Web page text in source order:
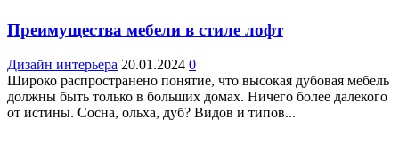
Преимущества мебели в стиле лофт
Дизайн интерьера 20.01.2024 0
Широко распространено понятие, что высокая дубовая мебель
должны быть только в больших домах. Ничего более далекого
от истины. Сосна, ольха, дуб? Видов и типов...